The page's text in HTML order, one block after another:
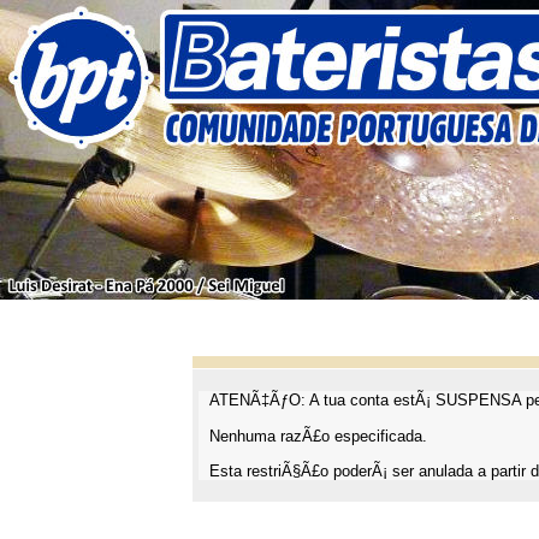
ATENÃ‡ÃƒO: A tua conta estÃ¡ SUSPENSA
Nenhuma razÃ£o especificada.
Esta restriÃ§Ã£o poderÃ¡ ser anulada a partir